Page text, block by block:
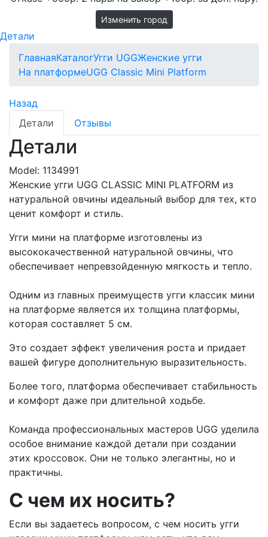
Изменить город
Детали
ГлавнаяКаталогУгги UGGЖенские угги
На платформеUGG Classic Mini Platform
Назад
Детали
Отзывы
Детали
Model: 1134991
Женские угги UGG CLASSIC MINI PLATFORM из
натуральной овчины идеальный выбор для тех, кто
ценит комфорт и стиль.
Угги мини на платформе изготовлены из
высококачественной натуральной овчины, что
обеспечивает непревзойденную мягкость и тепло.
Одним из главных преимуществ угги классик мини
на платформе является их толщина платформы,
которая составляет 5 см.
Это создает эффект увеличения роста и придает
вашей фигуре дополнительную выразительность.
Более того, платформа обеспечивает стабильность
и комфорт даже при длительной ходьбе.
Команда профессиональных мастеров UGG уделила
особое внимание каждой детали при создании
этих кроссовок. Они не только элегантны, но и
практичны.
С чем их носить?
Если вы задаетесь вопросом, с чем носить угги